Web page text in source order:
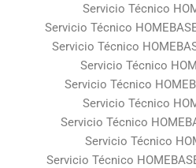
Servicio Técnico
Servicio Técnico
Servicio Técnico
Servicio Técnico
Servicio Técnico
Servicio Técnico
Servicio Técnico
Servicio Técnico
Servicio Técnico